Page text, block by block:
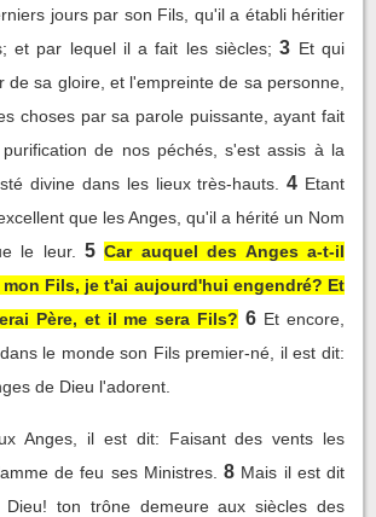
jours par son Fils, qu'il a établi héritier
et par lequel il a fait les siècles; 3 Et qui
de sa gloire, et l'empreinte de sa personne,
choses par sa parole puissante, ayant fait
de nos péchés, s'est assis à la
divine dans les lieux très-hauts.
4 Etant
que les Anges, qu'il a hérité un Nom
le leur.
5 Car auquel des Anges a-t-il
Fils, je t'ai aujourd'hui engendré? Et
Père, et il me sera Fils? 6 Et encore,
le monde son Fils premier-né, il est dit:
de Dieu l'adorent.
Anges, il est dit: Faisant des vents les
de feu ses Ministres. 8 Mais il est dit
ton trône demeure aux siècles des